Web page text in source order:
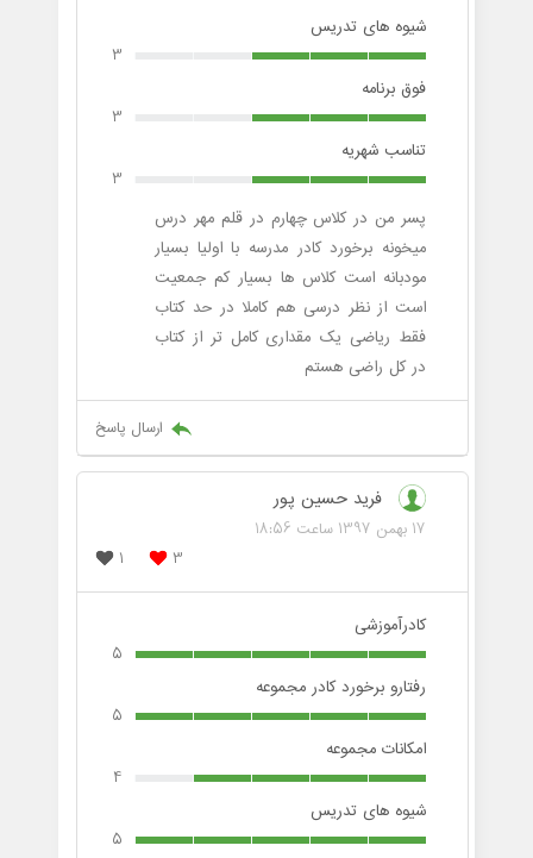
شیوه های تدریس
3
فوق برنامه
3
تناسب شهریه
3
پسر من در کلاس چهارم در قلم مهر درس
میخونه برخورد کادر مدرسه با اولیا بسیار
مودبانه است کلاس ها بسیار کم جمعیت
است از نظر درسی هم کاملا در حد کتاب
فقط ریاضی یک مقداری کامل تر از کتاب
در کل راضی هستم
ارسال پاسخ
فرید حسین پور
17 بهمن 1397 ساعت 18:56
3
1
کادرآموزشی
5
رفتارو برخورد کادر مجموعه
5
امکانات مجموعه
4
شیوه های تدریس
5